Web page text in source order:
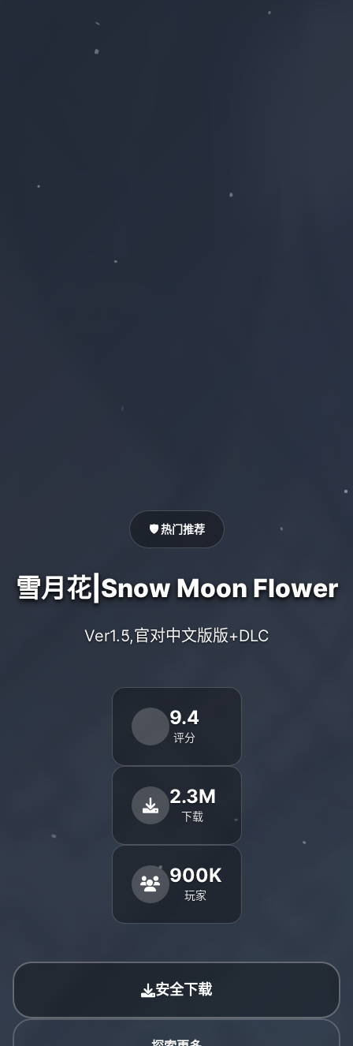
🛡️ 热门推荐
雪月花|Snow Moon Flower
Ver1.5,官对中文版版+DLC
9.4
评分
2.3M
下载
900K
玩家
安全下载